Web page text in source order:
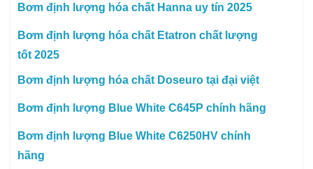
Bơm định lượng hóa chất Hanna uy tín 2025
Bơm định lượng hóa chất Etatron chất lượng
tốt 2025
Bơm định lượng hóa chất Doseuro tại đại việt
Bơm định lượng Blue White C645P chính hãng
Bơm định lượng Blue White C6250HV chính
hãng